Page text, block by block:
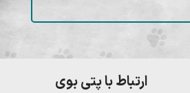
ارتباط با پتی بوی